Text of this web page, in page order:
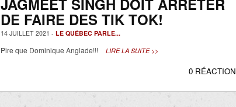
JAGMEET SINGH DOIT ARRÊTER
DE FAIRE DES TIK TOK!
14 JUILLET 2021 - LE QUÉBEC PARLE...
Pire que Dominique Anglade!!! LIRE LA SUITE >>
0 RÉACTION